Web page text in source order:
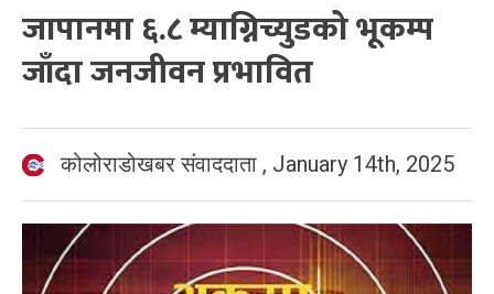
जापानमा ६.८ म्याग्निच्युडको भूकम्प
जाँदा जनजीवन प्रभावित
कोलोराडोखबर संवाददाता , January 14th, 2025